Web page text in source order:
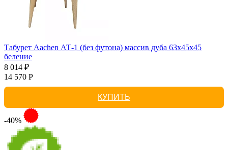
Табурет Aachen АТ-1 (без футона) массив дуба 63х45х45
беление
8 014 ₽
14 570 Р
КУПИТЬ
-40%